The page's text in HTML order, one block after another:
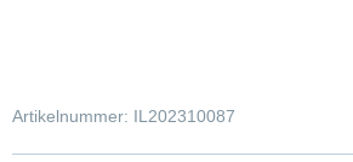
Artikelnummer: IL202310087